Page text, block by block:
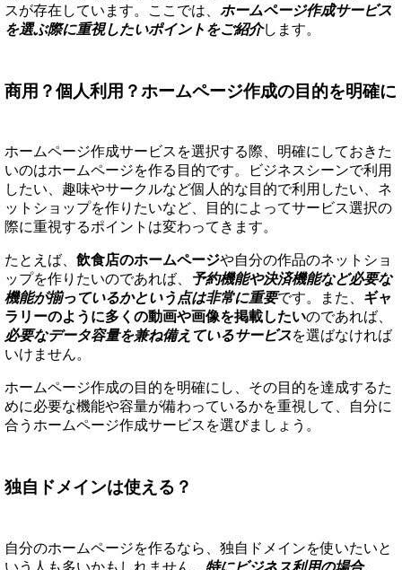
スが存在しています。ここでは、 ホームページ作成サービス
を選ぶ際に重視したいポイントをご紹介します。
商用？個人利用？ホームページ作成の目的を明確に
ホームページ作成サービスを選択する際、明確にしておきた
いのはホームページを作る目的です。ビジネスシーンで利用
したい、趣味やサークルなど個人的な目的で利用したい、ネ
ットショップを作りたいなど、目的によってサービス選択の
際に重視するポイントは変わってきます。
たとえば、 飲食店のホームページや自分の作品のネットショ
ップを作りたいのであれば、
予約機能や決済機能など必要な
機能が揃っているかという点は非常に重要です。また、 ギャ
ラリーのように多くの動画や画像を掲載したいのであれば、
必要なデータ容量を兼ね備えているサービスを選ばなければ
いけません。
ホームページ作成の目的を明確にし、その目的を達成するた
めに必要な機能や容量が備わっているかを重視して、自分に
合うホームページ作成サービスを選びましょう。
独自ドメインは使える？
自分のホームページを作るなら、独自ドメインを使いたいと
いう人も多いかもしれません。 特にビジネス利用の場合、